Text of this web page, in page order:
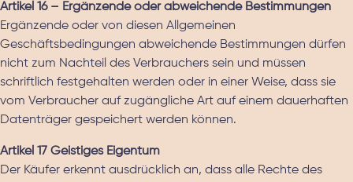
Artikel 16 – Ergänzende oder abweichende Bestimmungen
Ergänzende oder von diesen Allgemeinen
Geschäftsbedingungen abweichende Bestimmungen dürfen
nicht zum Nachteil des Verbrauchers sein und müssen
schriftlich festgehalten werden oder in einer Weise, dass sie
vom Verbraucher auf zugängliche Art auf einem dauerhaften
Datenträger gespeichert werden können.
Artikel 17 Geistiges Eigentum
Der Käufer erkennt ausdrücklich an, dass alle Rechte des